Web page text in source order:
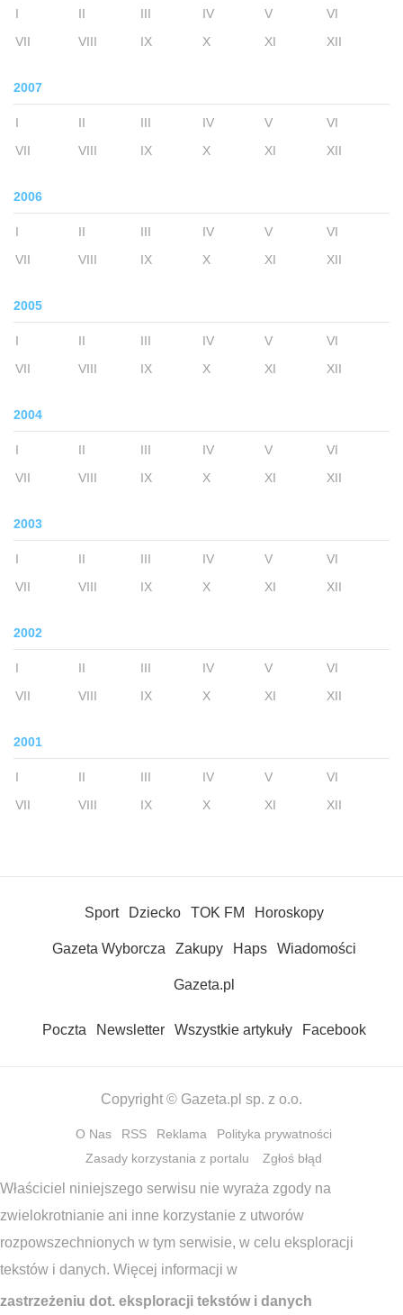
I II III IV V
VI
VII
VIII IX X XI XII
2007
I II III IV V
VI
VII
VIII IX X XI XII
2006
I II III IV V
VI
VII
VIII IX X XI XII
2005
I II III IV V
VI
VII
VIII IX X XI XII
2004
I II III IV V
VI
VII
VIII IX X XI XII
2003
I II III IV V
VI
VII
VIII IX X XI XII
2002
I II III IV V
VI
VII
VIII IX X XI XII
2001
I II III IV V
VI
VII
VIII IX X XI XII
Sport Dziecko TOK FM Horoskopy
Gazeta Wyborcza Zakupy Haps Wiadomości
Gazeta.pl
Poczta Newsletter Wszystkie artykuły Facebook
Copyright © Gazeta.pl sp. z o.o.
O Nas RSS Reklama
Polityka prywatności
Zasady korzystania z portalu
Zgłoś błąd
Właściciel niniejszego serwisu nie wyraża zgody na
zwielokrotnianie ani inne korzystanie z utworów
rozpowszechnionych w tym serwisie, w celu eksploracji
tekstów i danych. Więcej informacji w
zastrzeżeniu dot. eksploracji tekstów i danych